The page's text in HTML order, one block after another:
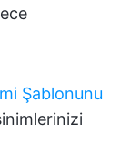
Şablonunu